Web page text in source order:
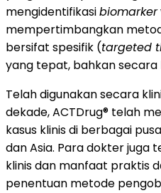
mengidentifikasibiomarker
mempertimbangkan
bersifat spesifik (targeted
yang tepat, bahkan secara
Telah digunakan secara
dekade, ACTDrug® telah
kasus klinis di berbagai
dan Asia. Para dokter juga
klinis dan manfaat praktis
penentuan metode